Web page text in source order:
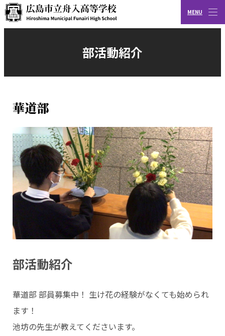
広島市立舟入高等学校
部活動紹介
華道部
部活動紹介
華道部 部員募集中！ 生け花の経験がなくても始められ
ます！
池坊の先生が教えてくださいます。
MENU